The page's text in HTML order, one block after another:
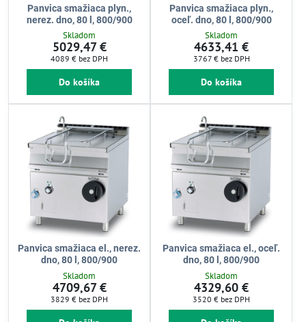
Panvica smažiaca plyn.,
nerez. dno, 80 l, 800/900
Skladom
5029,47 €
4089 € bez DPH
Do košíka
Panvica smažiaca plyn.,
oceľ. dno, 80 l, 800/900
Skladom
4633,41 €
3767 € bez DPH
Do košíka
Panvica smažiaca el., nerez.
dno, 80 l, 800/900
Skladom
4709,67 €
3829 € bez DPH
Panvica smažiaca el., oceľ.
dno, 80 l, 800/900
Skladom
4329,60 €
3520 € bez DPH